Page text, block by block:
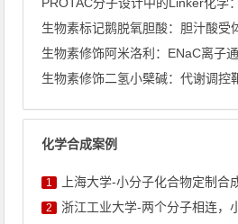
生物素标记鹅脱氧胆酸：胆汁酸受
化学合成案例
1 上海大学-小分子化合物定制合
2 浙江工业大学-两个分子相连，